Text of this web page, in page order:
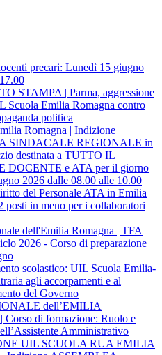
precari: Lunedì 15 giugno
STAMPA | Parma, aggressione
Scuola Emilia Romagna contro
politica
Romagna | Indizione
SINDACALE REGIONALE in
destinata a TUTTO IL
DOCENTE e ATA per il giorno
2026 dalle 08.00 alle 10.00
del Personale ATA in Emilia
posti in meno per i collaboratori
dell'Emilia Romagna | TFA
2026 - Corso di preparazione
scolastico: UIL Scuola Emilia-
agli accorpamenti e al
del Governo
dell’EMILIA
di formazione: Ruolo e
Amministrativo
UIL SCUOLA RUA EMILIA